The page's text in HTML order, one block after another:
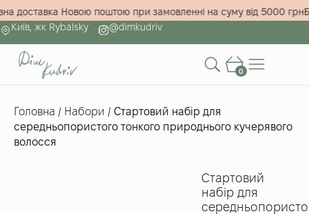
доставка Новою поштою при замовленні на суму від 5000
Київ, жк Rybalsky
@dimkudriv
0
Головна / Набори / Стартовий набір для
середньопористого тонкого природнього кучерявого
волосся
Стартовий
набір для